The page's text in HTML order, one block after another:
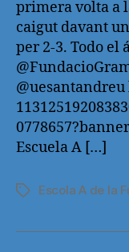
primera volta a
caigut davant
per 2-3. Todo el
Escuela A […]
Etiquetas
Escola A de la